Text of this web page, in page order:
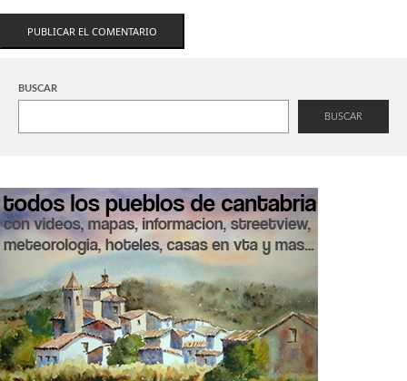
BUSCAR
BUSCAR